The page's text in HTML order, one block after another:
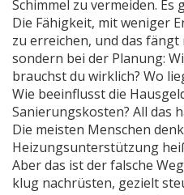
Schimmel zu vermeiden. Es
Die Fähigkeit, mit weniger
zu erreichen, und das
sondern bei der Planung:
brauchst du wirklich? Wo
Wie beeinflusst die
Sanierungskosten? All das
Die meisten Menschen
Heizungsunterstützung
Aber das ist der falsche
klug nachrüsten, gezielt